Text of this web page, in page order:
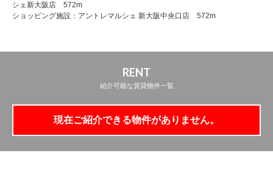
シェ新大阪店 572m
ショッピング施設：アントレマルシェ 新大阪中央口店 572m
RENT
紹介可能な賃貸物件一覧
現在ご紹介できる物件がありません。